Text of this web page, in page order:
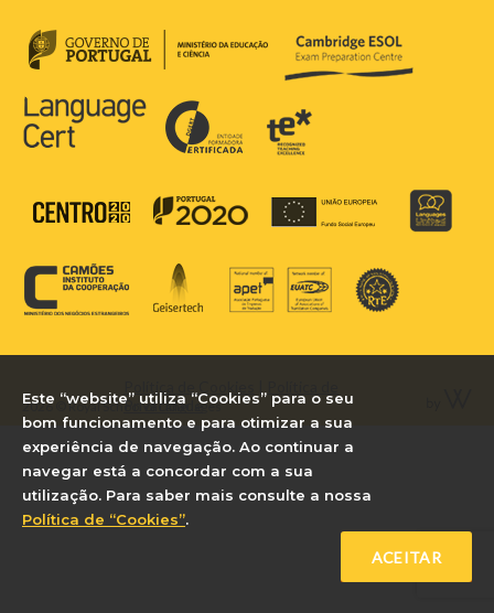
2026 © Royal School of Languages
Privacidade
Este “website” utiliza “Cookies” para o seu
bom funcionamento e para otimizar a sua
experiência de navegação. Ao continuar a
navegar está a concordar com a sua
utilização. Para saber mais consulte a nossa
Política de “Cookies”.
ACEITAR